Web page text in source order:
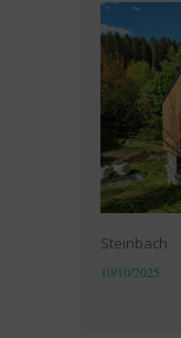
Steinbach
10/10/2025